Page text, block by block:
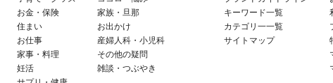
お金・保険
住まい
お仕事
家事・料理
妊活
家族・旦那
お出かけ
産婦人科・小児科
その他の疑問
雑談・つぶやき
キーワード一覧
カテゴリ一一覧
サイトマップ